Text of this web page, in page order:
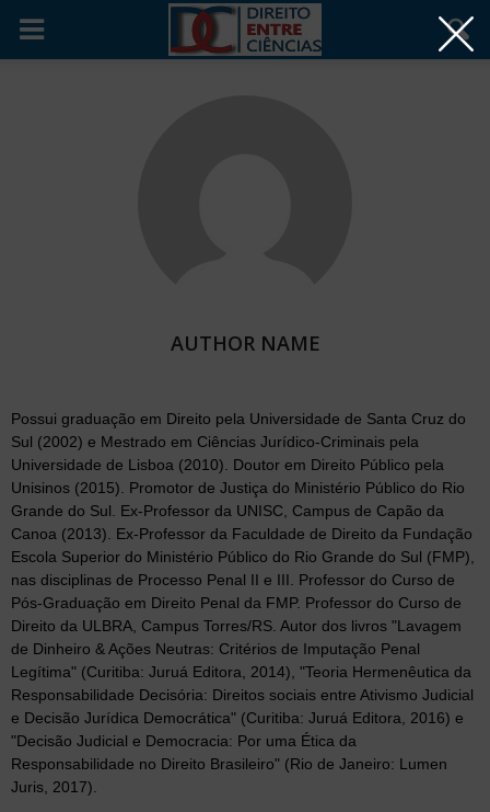
AUTHOR NAME
Possui graduação em Direito pela Universidade de Santa Cruz do
Sul (2002) e Mestrado em Ciências Jurídico-Criminais pela
Universidade de Lisboa (2010). Doutor em Direito Público pela
Unisinos (2015). Promotor de Justiça do Ministério Público do Rio
Grande do Sul. Ex-Professor da UNISC, Campus de Capão da
Canoa (2013). Ex-Professor da Faculdade de Direito da Fundação
Escola Superior do Ministério Público do Rio Grande do Sul (FMP),
nas disciplinas de Processo Penal II e III. Professor do Curso de
Pós-Graduação em Direito Penal da FMP. Professor do Curso de
Direito da ULBRA, Campus Torres/RS. Autor dos livros "Lavagem
de Dinheiro & Ações Neutras: Critérios de Imputação Penal
Legítima" (Curitiba: Juruá Editora, 2014), "Teoria Hermenêutica da
Responsabilidade Decisória: Direitos sociais entre Ativismo Judicial
e Decisão Jurídica Democrática" (Curitiba: Juruá Editora, 2016) e
"Decisão Judicial e Democracia: Por uma Ética da
Responsabilidade no Direito Brasileiro" (Rio de Janeiro: Lumen
Juris, 2017).